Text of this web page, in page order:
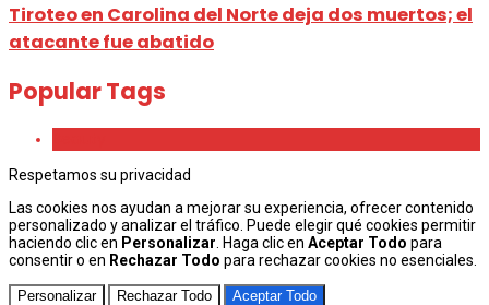
Tiroteo en Carolina del Norte deja dos muertos; el
atacante fue abatido
Popular Tags
Respetamos su privacidad
Las cookies nos ayudan a mejorar su experiencia, ofrecer contenido
personalizado y analizar el tráfico. Puede elegir qué cookies permitir
haciendo clic en Personalizar . Haga clic en Aceptar Todo para
consentir o en Rechazar Todo para rechazar cookies no esenciales.
Personalizar Rechazar Todo Aceptar Todo